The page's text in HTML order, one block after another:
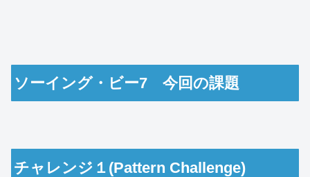
ソーイング・ビー7 今回の課題
チャレンジ１(Pattern Challenge)